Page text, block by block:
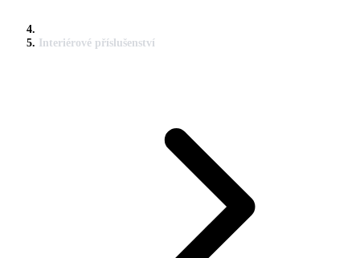
Interiérové příslušenství